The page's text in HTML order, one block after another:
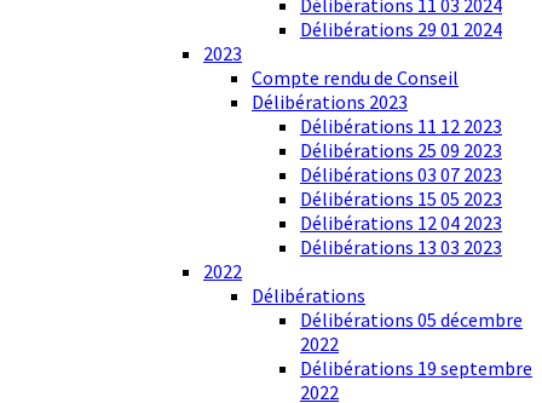
Délibérations 11 03 2024
Délibérations 29 01 2024
2023
Compte rendu de Conseil
Délibérations 2023
Délibérations 11 12 2023
Délibérations 25 09 2023
Délibérations 03 07 2023
Délibérations 15 05 2023
Délibérations 12 04 2023
Délibérations 13 03 2023
2022
Délibérations
Délibérations 05 décembre
2022
Délibérations 19 septembre
2022